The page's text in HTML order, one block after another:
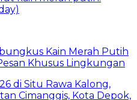
Kain Merah Putih
Khusus Lingkungan